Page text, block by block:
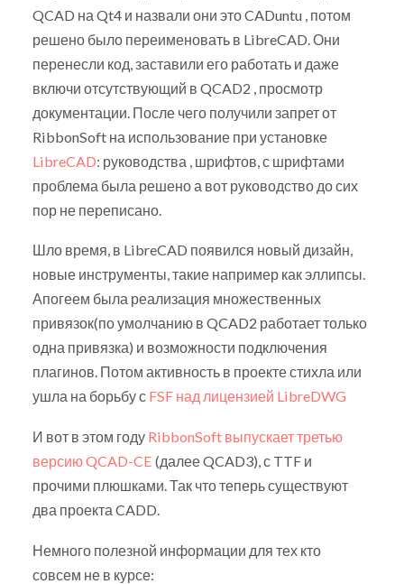
QCAD на Qt4 и назвали они это CADuntu , потом
решено было переименовать в LibreCAD. Они
перенесли код, заставили его работать и даже
включи отсутствующий в QCAD2 , просмотр
документации. После чего получили запрет от
RibbonSoft на использование при установке
LibreCAD: руководства , шрифтов, с шрифтами
проблема была решено а вот руководство до сих
пор не переписано.
Шло время, в LibreCAD появился новый дизайн,
новые инструменты, такие например как эллипсы.
Апогеем была реализация множественных
привязок(по умолчанию в QCAD2 работает только
одна привязка) и возможности подключения
плагинов. Потом активность в проекте стихла или
ушла на борьбу с FSF над лицензией LibreDWG
И вот в этом году RibbonSoft выпускает третью
версию QCAD-CE (далее QCAD3), с TTF и
прочими плюшками. Так что теперь существуют
два проекта CADD.
Немного полезной информации для тех кто
совсем не в курсе: